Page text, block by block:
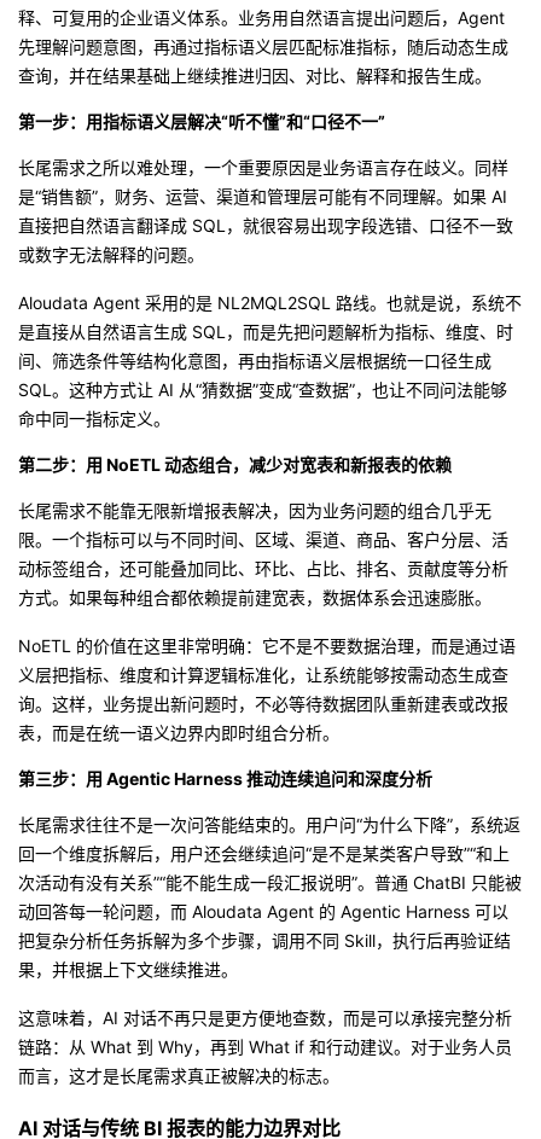
释、可复用的企业语义体系。业务用自然语言提出问题后，Agent
先理解问题意图，再通过指标语义层匹配标准指标，随后动态生成
查询，并在结果基础上继续推进归因、对比、解释和报告生成。
第一步：用指标语义层解决“听不懂”和“口径不一”
长尾需求之所以难处理，一个重要原因是业务语言存在歧义。同样
是“销售额”，财务、运营、渠道和管理层可能有不同理解。如果 AI
直接把自然语言翻译成 SQL，就很容易出现字段选错、口径不一致
或数字无法解释的问题。
Aloudata Agent 采用的是 NL2MQL2SQL 路线。也就是说，系统不
是直接从自然语言生成 SQL，而是先把问题解析为指标、维度、时
间、筛选条件等结构化意图，再由指标语义层根据统一口径生成
SQL。这种方式让 AI 从“猜数据”变成“查数据”，也让不同问法能够
命中同一指标定义。
第二步：用 NoETL 动态组合，减少对宽表和新报表的依赖
长尾需求不能靠无限新增报表解决，因为业务问题的组合几乎无
限。一个指标可以与不同时间、区域、渠道、商品、客户分层、活
动标签组合，还可能叠加同比、环比、占比、排名、贡献度等分析
方式。如果每种组合都依赖提前建宽表，数据体系会迅速膨胀。
NoETL 的价值在这里非常明确：它不是不要数据治理，而是通过语
义层把指标、维度和计算逻辑标准化，让系统能够按需动态生成查
询。这样，业务提出新问题时，不必等待数据团队重新建表或改报
表，而是在统一语义边界内即时组合分析。
第三步：用 Agentic Harness 推动连续追问和深度分析
长尾需求往往不是一次问答能结束的。用户问“为什么下降”，系统返
回一个维度拆解后，用户还会继续追问“是不是某类客户导致”“和上
次活动有没有关系”“能不能生成一段汇报说明”。普通 ChatBI 只能被
动回答每一轮问题，而 Aloudata Agent 的 Agentic Harness 可以
把复杂分析任务拆解为多个步骤，调用不同 Skill，执行后再验证结
果，并根据上下文继续推进。
这意味着，AI 对话不再只是更方便地查数，而是可以承接完整分析
链路：从 What 到 Why，再到 What if 和行动建议。对于业务人员
而言，这才是长尾需求真正被解决的标志。
AI 对话与传统 BI 报表的能力边界对比